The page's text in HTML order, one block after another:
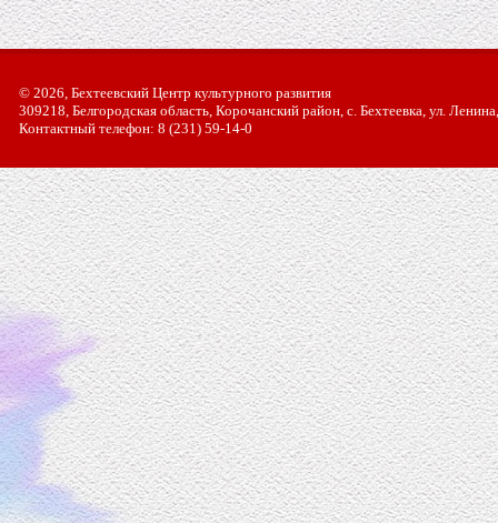
© 2026, Бехтеевский Центр культурного развития
309218, Белгородская область, Корочанский район, с. Бехтеевка, ул.
Контактный телефон: 8 (231) 59-14-0